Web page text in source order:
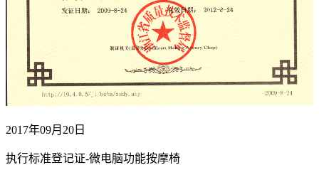
2017年09月20日
执行标准登记证-微电脑功能按摩椅